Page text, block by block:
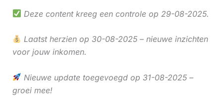
Deze content kreeg een controle op 29-08-2025.
Laatst herzien op 30-08-2025 – nieuwe inzichten
voor jouw inkomen.
Nieuwe update toegevoegd op 31-08-2025 –
groei mee!